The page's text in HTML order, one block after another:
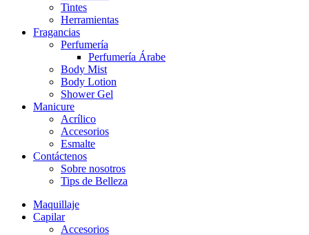
Tintes
Herramientas
Fragancias
Perfumería
Perfumería Árabe
Body Mist
Body Lotion
Shower Gel
Manicure
Acrílico
Accesorios
Esmalte
Contáctenos
Sobre nosotros
Tips de Belleza
Maquillaje
Capilar
Accesorios